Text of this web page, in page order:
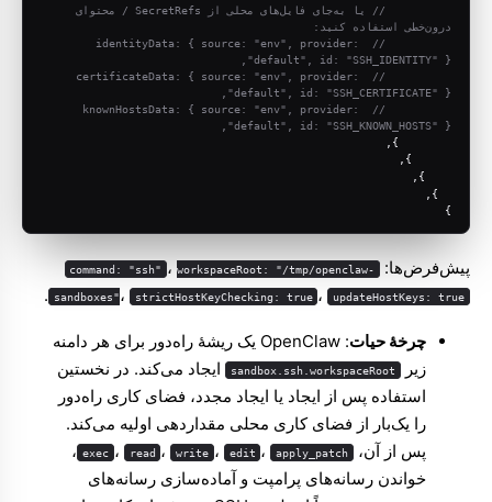
درون‌خطی استفاده کنید:
// identityData: { source: "env", provider:
"default", id: "SSH_IDENTITY" },
// certificateData: { source: "env", provider:
"default", id: "SSH_CERTIFICATE" },
// knownHostsData: { source: "env", provider:
"default", id: "SSH_KNOWN_HOSTS" },
}
پیش‌فرض‌ها: command: "ssh" ،workspaceRoot: "/tmp/openclaw-
sandboxes"، strictHostKeyChecking: true ، updateHostKeys: true
.
چرخهٔ حیات
: OpenClaw یک ریشهٔ راه‌دور برای هر دامنه
زیر
sandbox.ssh.workspaceRoot ایجاد می‌کند. در نخستین
استفاده پس از ایجاد یا ایجاد مجدد، فضای کاری راه‌دور
را یک‌بار از فضای کاری محلی مقداردهی اولیه می‌کند.
پس از آن،
exec ، read ، write ، edit ، apply_patch
،
خواندن رسانه‌های پرامپت و آماده‌سازی رسانه‌های